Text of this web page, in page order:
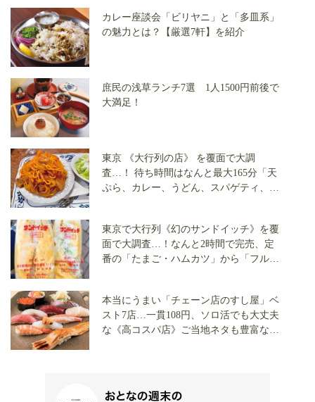
カレー座談会「ビリヤニ」と「多皿系」
の魅力とは？【厳選7軒】を紹介
庶民の浅草ランチ7選 1人1500円前後で
大満足！
東京 《大行列の店》 を覆面で大調
査…！ 待ち時間はなんと最大165分「天
ぷら、カレー、うどん、スパゲティ、お
東京で大行列《幻のサンドイッチ》を覆
面で大調査…！なんと2時間で完売、定
番の「たまご・ハムカツ」から「フルー
本当にうまい「チェーン店のすし屋」ベ
スト7店…一貫108円、ソロ活でも大丈夫
な《高コスパ店》ご当地ネタも豊富な店